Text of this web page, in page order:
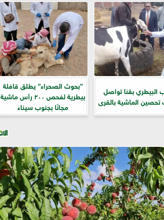
البيطري بقنا تواصل
الماشية بالقرى
”بحوث الصحراء” يطلق قافلة
بيطرية لفحص ٢٠٠ رأس ماشية
مجانًا بجنوب سيناء